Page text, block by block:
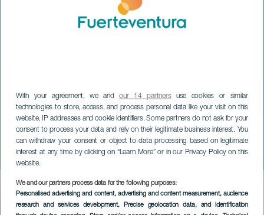
With your agreement, we andour 14 partnersuse cookies or similar
technologies to store, access, and process personal data like your visit on this
website, IP addresses and cookie identifiers. Some partners do not ask for your
consent to process your data and rely on their legitimate business interest. You
can withdraw your consent or object to data processing based on legitimate
interest at any time by clicking on “Learn More” or in our Privacy Policy on this
website.
We and our partners process data for the following purposes:
Personalised advertising and content, advertising and content measurement, audience
research and services development, Precise geolocation data, and identification
Les Castizos, Los
Canarios en meer in
concert
FUERTEVENTURA
Imagen
Listado